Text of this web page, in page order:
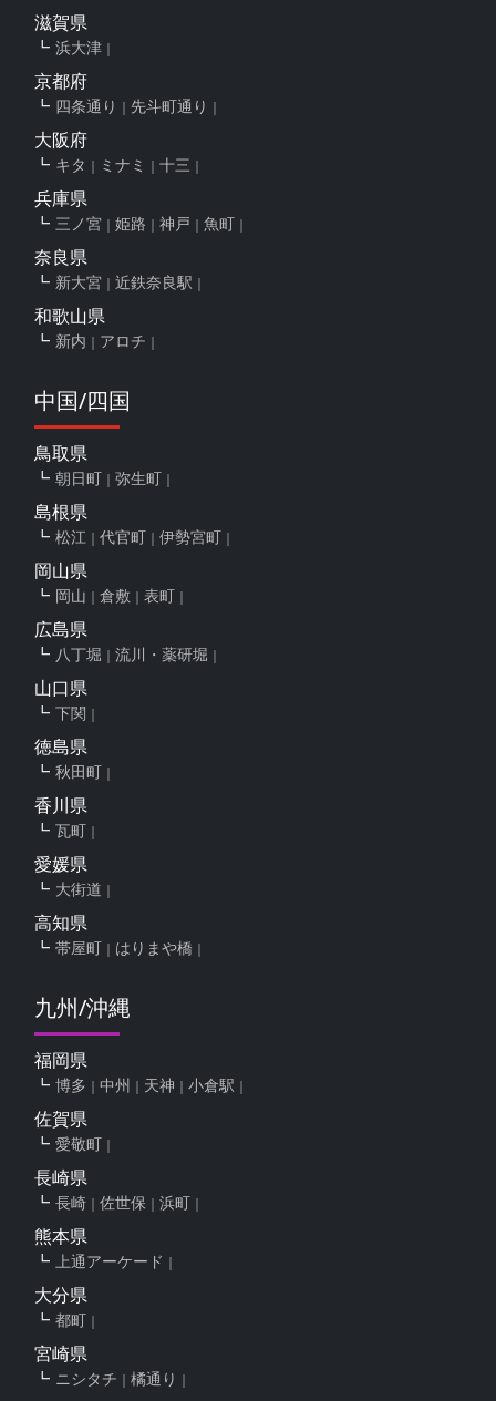
滋賀県
浜大津
京都府
四条通り 先斗町通り
大阪府
キタ ミナミ 十三
兵庫県
三ノ宮 姫路 神戸 魚町
奈良県
新大宮 近鉄奈良駅
和歌山県
新内 アロチ
中国/四国
鳥取県
朝日町 弥生町
島根県
松江 代官町 伊勢宮町
岡山県
岡山 倉敷 表町
広島県
八丁堀 流川・薬研堀
山口県
下関
徳島県
秋田町
香川県
瓦町
愛媛県
大街道
高知県
帯屋町 はりまや橋
九州/沖縄
福岡県
博多 中州 天神 小倉駅
佐賀県
愛敬町
長崎県
長崎 佐世保 浜町
熊本県
上通アーケード
大分県
都町
宮崎県
ニシタチ 橘通り